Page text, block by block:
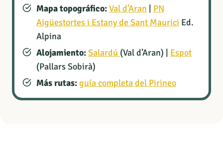
Mapa topográfico:Val d’Aran
PN
Aigüestortes i Estany de Sant Maurici Ed.
Alpina
Alojamiento:Salardú (Val d’Aran) | Espot
(Pallars Sobirà)
Más rutas:guía completa del Pirineo